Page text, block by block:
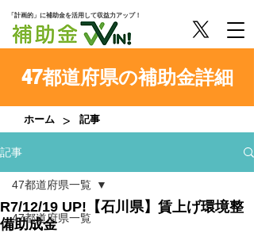
「計画的」に補助金を活用して収益力アップ！
47都道府県の補助金詳細
ホーム > 記事
記事
47都道府県一覧
47都道府県一覧
R7/12/19 UP!【石川県】賃上げ環境整
備助成金